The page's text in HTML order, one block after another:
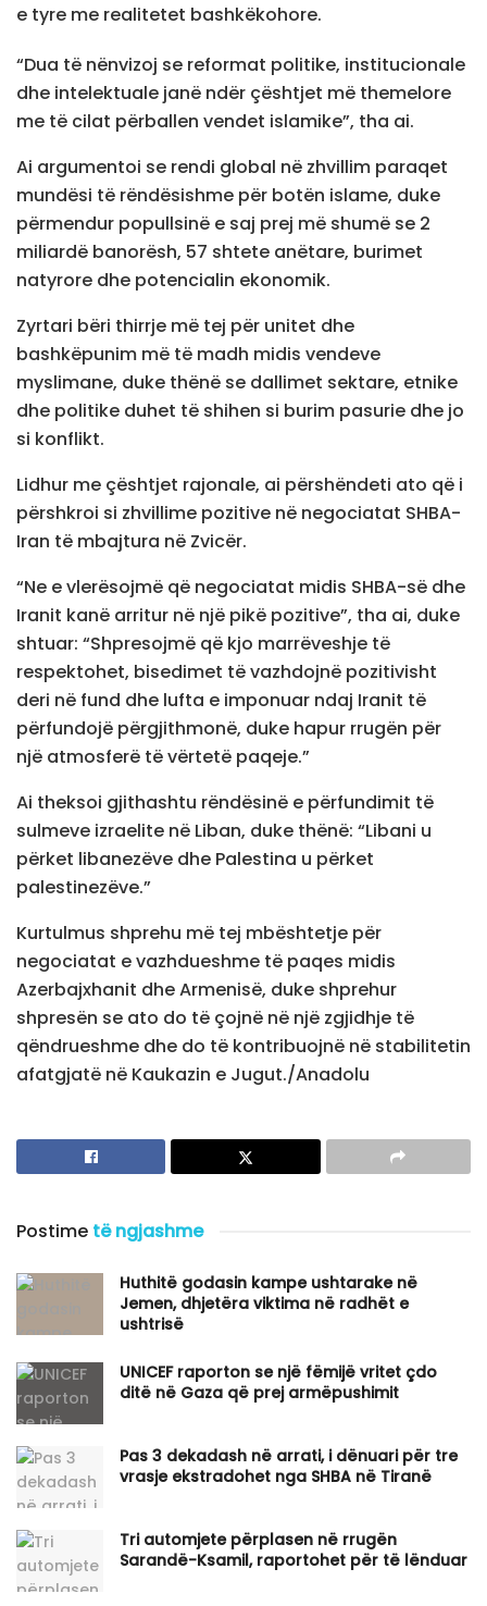
e tyre me realitetet bashkëkohore.
“Dua të nënvizoj se reformat politike, institucionale
dhe intelektuale janë ndër çështjet më themelore
me të cilat përballen vendet islamike”, tha ai.
Ai argumentoi se rendi global në zhvillim paraqet
mundësi të rëndësishme për botën islame, duke
përmendur popullsinë e saj prej më shumë se 2
miliardë banorësh, 57 shtete anëtare, burimet
natyrore dhe potencialin ekonomik.
Zyrtari bëri thirrje më tej për unitet dhe
bashkëpunim më të madh midis vendeve
myslimane, duke thënë se dallimet sektare, etnike
dhe politike duhet të shihen si burim pasurie dhe jo
si konflikt.
Lidhur me çështjet rajonale, ai përshëndeti ato që i
përshkroi si zhvillime pozitive në negociatat SHBA-
Iran të mbajtura në Zvicër.
“Ne e vlerësojmë që negociatat midis SHBA-së dhe
Iranit kanë arritur në një pikë pozitive”, tha ai, duke
shtuar: “Shpresojmë që kjo marrëveshje të
respektohet, bisedimet të vazhdojnë pozitivisht
deri në fund dhe lufta e imponuar ndaj Iranit të
përfundojë përgjithmonë, duke hapur rrugën për
një atmosferë të vërtetë paqeje.”
Ai theksoi gjithashtu rëndësinë e përfundimit të
sulmeve izraelite në Liban, duke thënë: “Libani u
përket libanezëve dhe Palestina u përket
palestinezëve.”
Kurtulmus shprehu më tej mbështetje për
negociatat e vazhdueshme të paqes midis
Azerbajxhanit dhe Armenisë, duke shprehur
shpresën se ato do të çojnë në një zgjidhje të
qëndrueshme dhe do të kontribuojnë në stabilitetin
afatgjatë në Kaukazin e Jugut./Anadolu
Postime të ngjashme
Huthitë godasin kampe ushtarake në
Jemen, dhjetëra viktima në radhët e
ushtrisë
UNICEF raporton se një fëmijë vritet çdo
ditë në Gaza që prej armëpushimit
Pas 3 dekadash në arrati, i dënuari për tre
vrasje ekstradohet nga SHBA në Tiranë
Tri automjete përplasen në rrugën
Sarandë-Ksamil, raportohet për të lënduar